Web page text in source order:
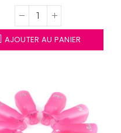
AJOUTER AU PANIER